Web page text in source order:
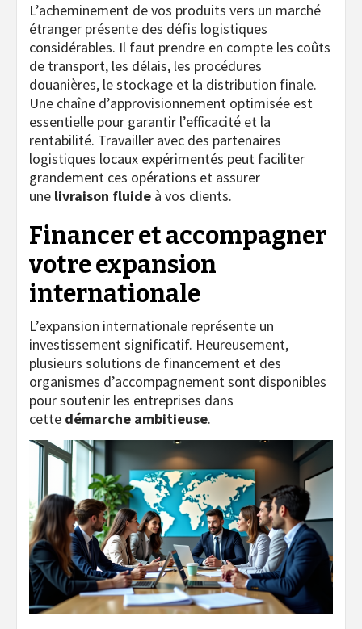
L’acheminement de vos produits vers un marché
étranger présente des défis logistiques
considérables. Il faut prendre en compte les coûts
de transport, les délais, les procédures
douanières, le stockage et la distribution finale.
Une chaîne d’approvisionnement optimisée est
essentielle pour garantir l’efficacité et la
rentabilité. Travailler avec des partenaires
logistiques locaux expérimentés peut faciliter
grandement ces opérations et assurer
une livraison fluide à vos clients.
Financer et accompagner
votre expansion
internationale
L’expansion internationale représente un
investissement significatif. Heureusement,
plusieurs solutions de financement et des
organismes d’accompagnement sont disponibles
pour soutenir les entreprises dans
cette démarche ambitieuse.